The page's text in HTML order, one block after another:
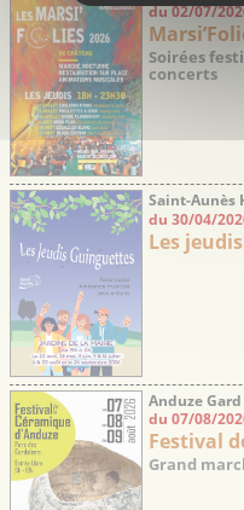
du 02/07/
Soirées
concerts
Saint-Aunès
du 30/04/
Les
Anduze Gard
du 07/08/
Festival
Grand